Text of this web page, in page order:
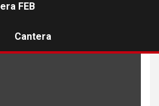
FEB
Cantera